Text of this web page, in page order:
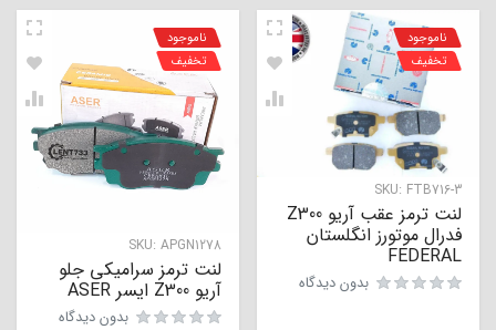
SKU: FTB716-3
ناموجود
تخفیف
لنت ترمز عقب آریو Z300
فدرال موتورز انگلستان
FEDERAL
بدون دیدگاه
SKU: APGN1278
ناموجود
تخفیف
لنت ترمز سرامیکی جلو
آریو Z300 ایسر ASER
بدون دیدگاه